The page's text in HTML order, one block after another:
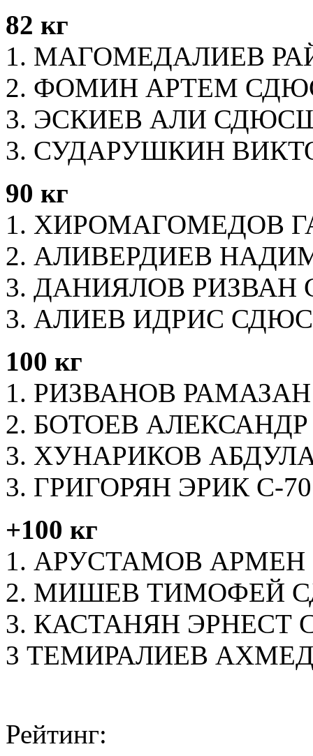
82 кг
1. МАГОМЕДАЛИЕВ
2. ФОМИН АРТЕМ
3. ЭСКИЕВ АЛИ
3. СУДАРУШКИН
90 кг
1. ХИРОМАГОМЕДОВ
2. АЛИВЕРДИЕВ
3. ДАНИЯЛОВ РИЗВАН
3. АЛИЕВ ИДРИС
100 кг
1. РИЗВАНОВ РАМАЗАН
2. БОТОЕВ АЛЕКСАНДР
3. ХУНАРИКОВ АБДУЛА
3. ГРИГОРЯН ЭРИК С-70
+100 кг
1. АРУСТАМОВ АРМЕН
2. МИШЕВ ТИМОФЕЙ
3. КАСТАНЯН ЭРНЕСТ
3 ТЕМИРАЛИЕВ
Рейтинг: